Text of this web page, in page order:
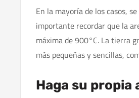
En la mayoría de los casos,
importante recordar que la
máxima de 900°C. La tierra
más pequeñas y sencillas,
Haga su propia